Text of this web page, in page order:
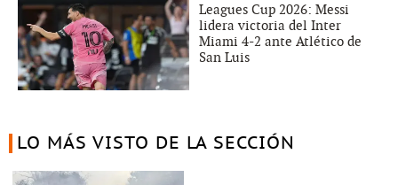
Leagues Cup 2026: Messi
lidera victoria del Inter
Miami 4-2 ante Atlético de
San Luis
LO MÁS VISTO DE LA SECCIÓN